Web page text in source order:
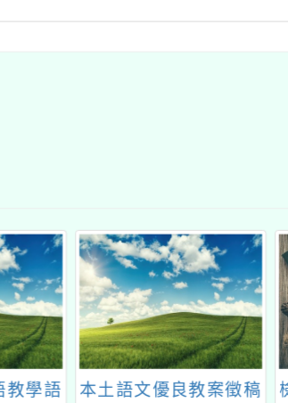
教學語 本土語文優良教案徵稿